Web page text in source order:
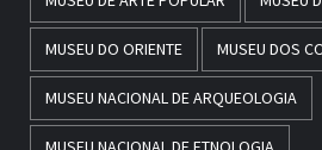
MUSEU DO ORIENTE MUSEU DOS
MUSEU NACIONAL DE ARQUEOLOGIA